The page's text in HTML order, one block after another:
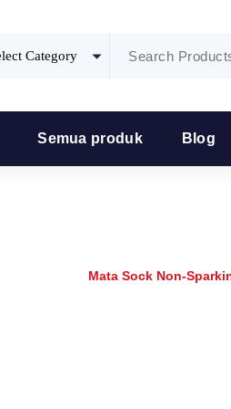
Semua produk Blog
Mata Sock Non-